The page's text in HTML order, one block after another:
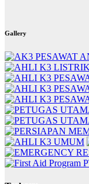
Gallery